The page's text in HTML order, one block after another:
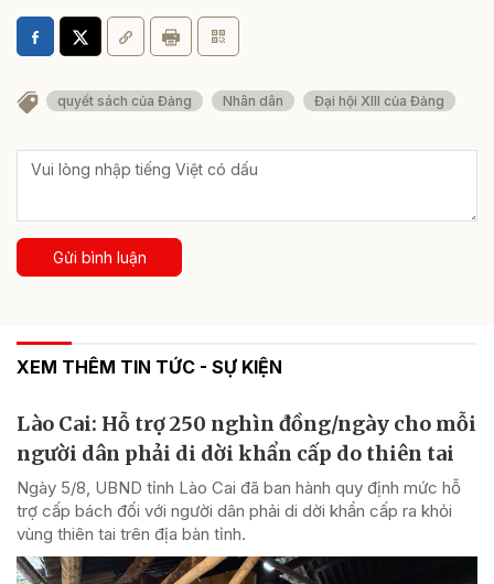
quyết sách của Đảng Nhân dân Đại hội XIII của Đảng
Gửi bình luận
XEM THÊM TIN TỨC - SỰ KIỆN
Lào Cai: Hỗ trợ 250 nghìn đồng/ngày cho mỗi
người dân phải di dời khẩn cấp do thiên tai
Ngày 5/8, UBND tỉnh Lào Cai đã ban hành quy định mức hỗ
trợ cấp bách đối với người dân phải di dời khẩn cấp ra khỏi
vùng thiên tai trên địa bàn tỉnh.